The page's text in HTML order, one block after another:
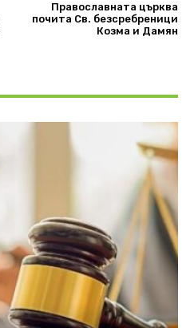
Православната църква
почита Св. безсребреници
Козма и Дамян